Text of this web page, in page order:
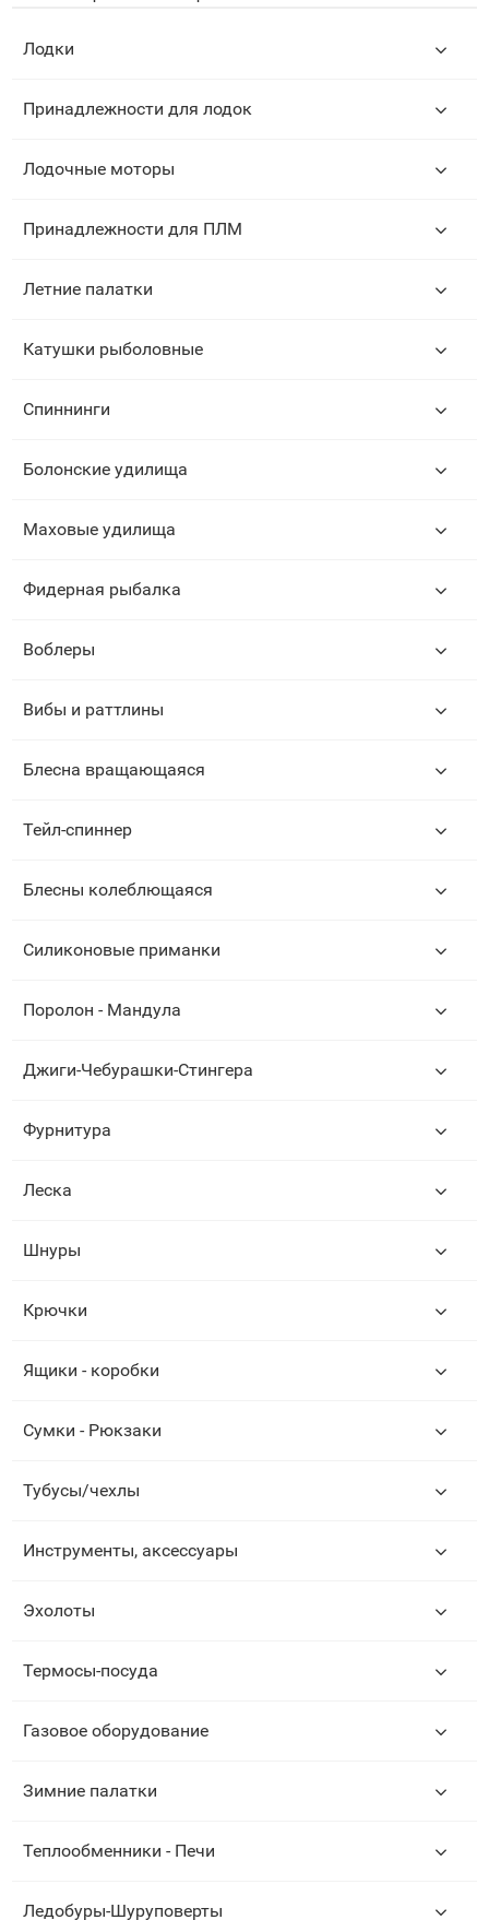
Лодки
Принадлежности для лодок
Лодочные моторы
Принадлежности для ПЛМ
Летние палатки
Катушки рыболовные
Спиннинги
Болонские удилища
Маховые удилища
Фидерная рыбалка
Воблеры
Вибы и раттлины
Блесна вращающаяся
Тейл-спиннер
Блесны колеблющаяся
Силиконовые приманки
Поролон - Мандула
Джиги-Чебурашки-Стингера
Фурнитура
Леска
Шнуры
Крючки
Ящики - коробки
Сумки - Рюкзаки
Тубусы/чехлы
Инструменты, аксессуары
Эхолоты
Термосы-посуда
Газовое оборудование
Зимние палатки
Теплообменники - Печи
Ледобуры-Шуруповерты